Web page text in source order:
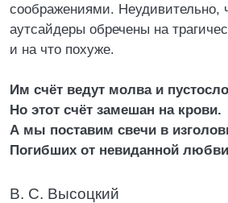
соображениями. Неудивительно,
аутсайдеры обречены на
и на что похуже.
Им счёт ведут молва и
Но этот счёт замешан на крови.
А мы поставим свечи в
Погибших от невиданной
В. С. Высоцкий